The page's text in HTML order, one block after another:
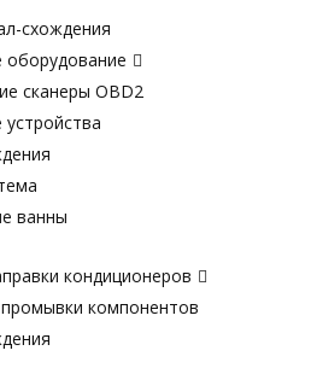
схождения
оборудование
сканеры OBD2
ванны
кондиционеров
компонентов